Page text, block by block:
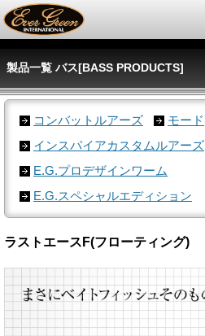
製品一覧 バス[BASS PRODUCTS]
コンバットルアーズ モード
インスパイアカスタムルアーズ
E.G.プロデザインワーム
E.G.スペシャルエディション
ラストエースF(フローティング)